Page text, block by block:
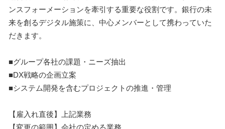
ンスフォーメーションを牽引する重要な役割です。銀行の未
来を創るデジタル施策に、中心メンバーとして携わっていた
だきます。
■グループ各社の課題・ニーズ抽出
■DX戦略の企画立案
■システム開発を含むプロジェクトの推進・管理
【雇入れ直後】上記業務
【変更の範囲】会社の定める業務